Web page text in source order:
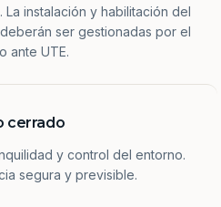
La instalación y habilitación del
ser gestionadas por el
ante UTE.
cerrado
y control del entorno.
segura y previsible.